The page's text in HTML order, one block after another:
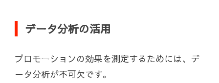
データ分析の活用
プロモーションの効果を測定するためには、デ
ータ分析が不可欠です。